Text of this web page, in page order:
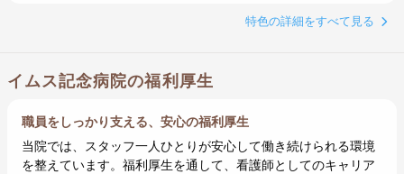
特色の詳細をすべて見る
イムス記念病院の福利厚生
職員をしっかり支える、安心の福利厚生
当院では、スタッフ一人ひとりが安心して働き続けられる環境
を整えています。福利厚生を通して、看護師としてのキャリア